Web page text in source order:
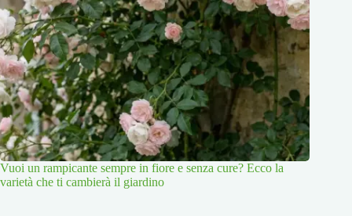
Vuoi un rampicante sempre in fiore e senza cure? Ecco la
varietà che ti cambierà il giardino